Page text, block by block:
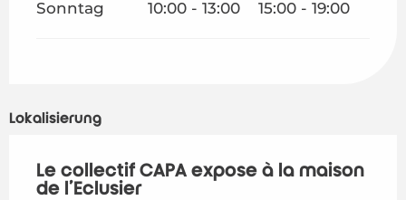
Sonntag 10:00 - 13:00 15:00 - 19:00
Lokalisierung
Le collectif CAPA expose à la maison
de l'Eclusier